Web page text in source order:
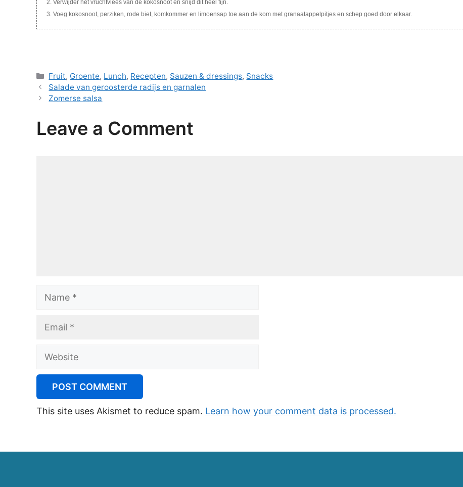
Verwijder het vruchtvlees van de kokosnoot en snijd dit heel fijn.
Voeg kokosnoot, perziken, rode biet, komkommer en limoensap toe aan de kom met granaatappelpitjes en schep goed door elkaar.
Categories
Fruit, Groente, Lunch, Recepten, Sauzen & dressings, Snacks
Salade van geroosterde radijs en garnalen
Zomerse salsa
Leave a Comment
Website
This site uses Akismet to reduce spam. Learn how your comment data is processed.